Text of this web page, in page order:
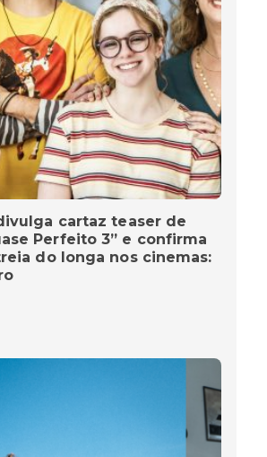
cartaz teaser de
Perfeito 3” e confirma
do longa nos cinemas: